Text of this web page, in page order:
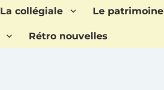
La collégiale Le patrimoine
Rétro nouvelles